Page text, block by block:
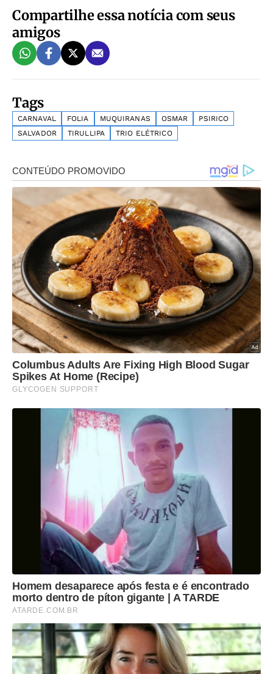
Compartilhe essa notícia com seus
amigos
Tags
CARNAVAL FOLIA MUQUIRANAS OSMAR
PSIRICO
SALVADOR
TIRULLIPA TRIO ELÉTRICO